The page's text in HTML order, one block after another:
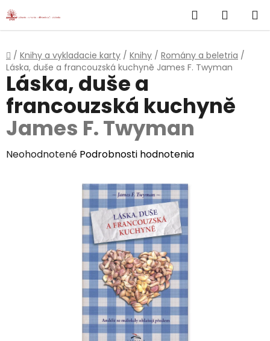
Prejsť
na
Hľadať
KOŠÍK
Domov
/ Knihy a vykladacie karty / Knihy / Romány a beletria /
Láska, duše a francouzská kuchyně James F. Twyman
Láska, duše a
francouzská kuchyně
James F. Twyman
Priemerné
Neohodnotené Podrobnosti hodnotenia